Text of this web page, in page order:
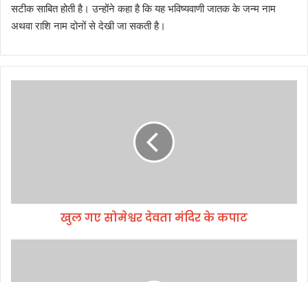
सटीक साबित होती है। उन्होंने कहा है कि यह भविष्यवाणी जातक के जन्म नाम
अथवा राशि नाम दोनों से देखी जा सकती है।
दे
खुल गए सोमेश्वर देवता मंदिर के कपाट